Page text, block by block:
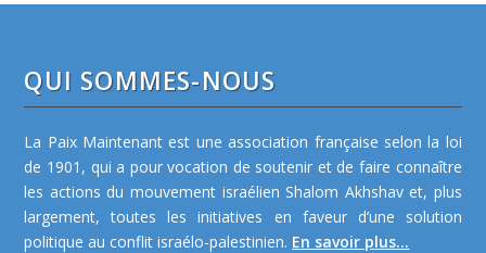
QUI SOMMES-NOUS
La Paix Maintenant est une association française selon la loi
de 1901, qui a pour vocation de soutenir et de faire connaître
les actions du mouvement israélien Shalom Akhshav et, plus
largement, toutes les initiatives en faveur d’une solution
politique au conflit israélo-palestinien. En savoir plus...